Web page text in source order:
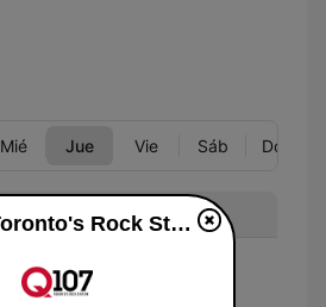
Mié Jue Vie Sáb Dom
Programa
Johnny and Shawna
Q107 : Toronto's Rock Station (CILQ FM) en vivo